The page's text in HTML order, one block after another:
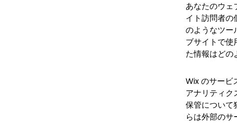
あなたのウ
イト訪問者の
のようなツ
ブサイトで使
た情報はどの
Wix のサービ
アナリティク
保管について
らは外部のサ